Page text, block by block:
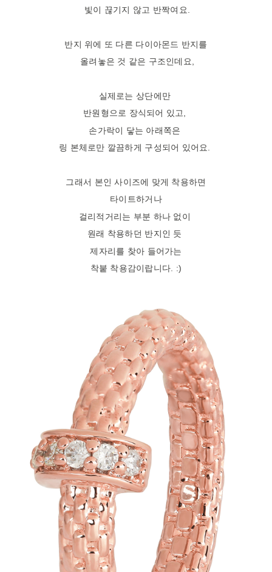
빛이 끊기지 않고 반짝여요.
반지 위에 또 다른 다이아몬드 반지를
올려놓은 것 같은 구조인데요,
실제로는 상단에만
반원형으로 장식되어 있고,
손가락이 닿는 아래쪽은
링 본체로만 깔끔하게 구성되어 있어요.
그래서 본인 사이즈에 맞게 착용하면
타이트하거나
걸리적거리는 부분 하나 없이
원래 착용하던 반지인 듯
제자리를 찾아 들어가는
착붙 착용감이랍니다. :)